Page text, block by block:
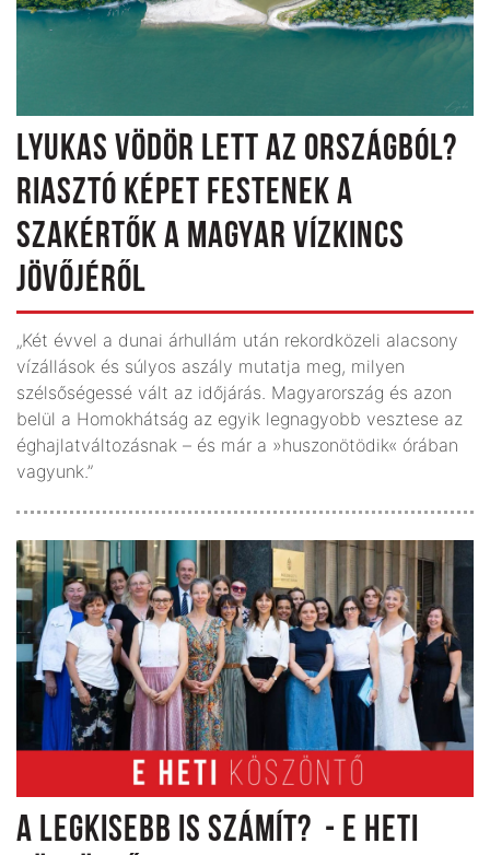
LYUKAS VÖDÖR LETT AZ ORSZÁGBÓL?
RIASZTÓ KÉPET FESTENEK A
SZAKÉRTŐK A MAGYAR VÍZKINCS
JÖVŐJÉRŐL
„Két évvel a dunai árhullám után rekordközeli alacsony
vízállások és súlyos aszály mutatja meg, milyen
szélsőségessé vált az időjárás. Magyarország és azon
belül a Homokhátság az egyik legnagyobb vesztese az
ég­hajlatváltozásnak – és már a »huszon­ötödik« órában
vagyunk.”
A LEGKISEBB IS SZÁMÍT? - E HETI